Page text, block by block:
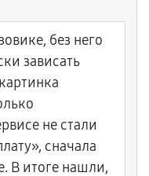
без него
зависать
не стали
сначала
В итоге нашли,